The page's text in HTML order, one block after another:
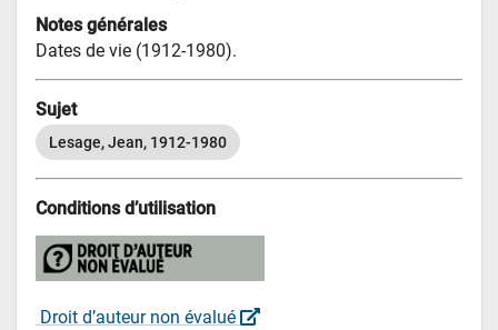
Notes générales
Dates de vie (1912-1980).
Sujet
Lesage, Jean, 1912-1980
Conditions d’utilisation
Droit d’auteur non évalué